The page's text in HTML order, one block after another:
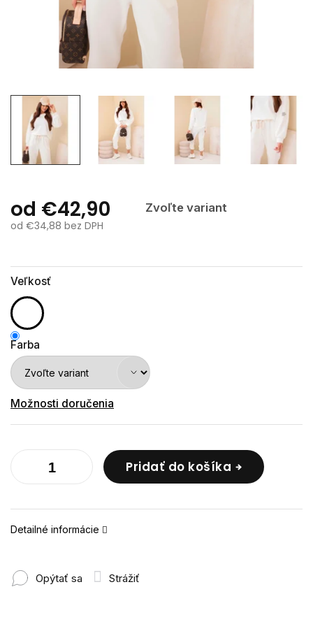
od €42,90
Zvoľte variant
od €34,88 bez DPH
Veľkosť
Farba
Možnosti doručenia
Pridať do košíka
Detailné informácie
Opýtať sa Strážiť